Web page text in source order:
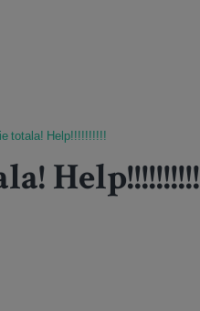
totala! Help!!!!!!!!!!
Help!!!!!!!!!!